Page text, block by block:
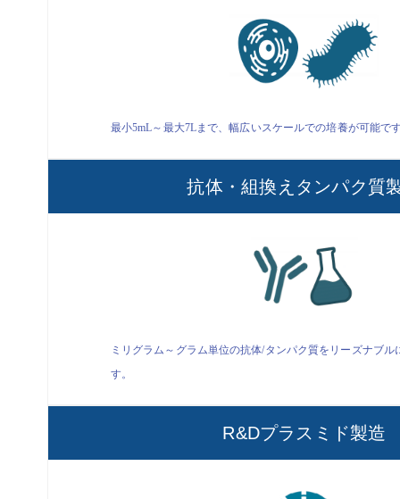
最小5mL～最大7Lまで、幅広いスケールでの培養が可能で
抗体・組換えタンパク質
ミリグラム～グラム単位の抗体/タンパク質をリーズナブル
す。
R&Dプラスミド製造